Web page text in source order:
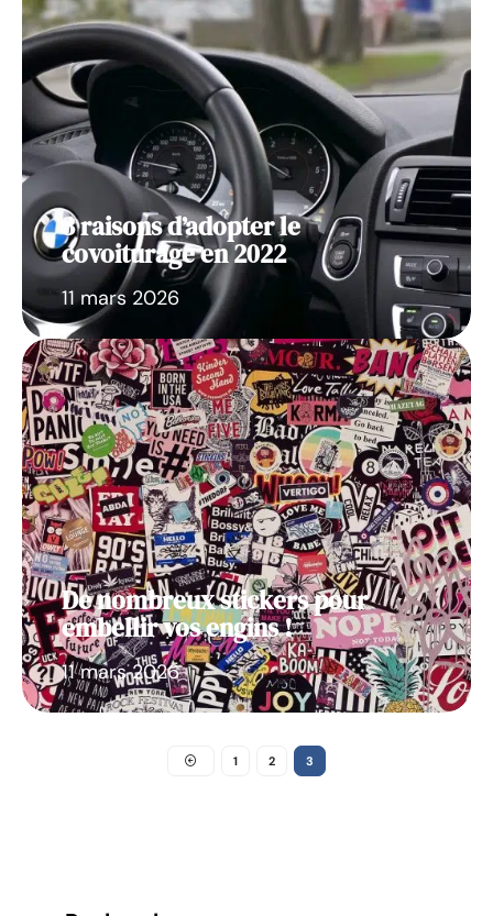
3 raisons d’adopter le
covoiturage en 2022
11 mars 2026
De nombreux stickers pour
embellir vos engins !
11 mars 2026
1 2 3